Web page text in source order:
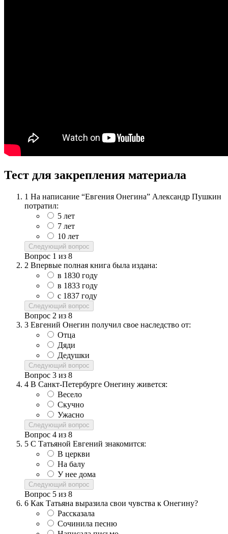
Тест для закрепления материала
1 На написание “Евгения Онегина” Александр Пушкин
потратил:
5 лет
7 лет
10 лет
Следующий вопрос
Вопрос 1 из 8
2 Впервые полная книга была издана:
в 1830 году
в 1833 году
с 1837 году
Следующий вопрос
Вопрос 2 из 8
3 Евгений Онегин получил свое наследство от:
Отца
Дяди
Дедушки
Следующий вопрос
Вопрос 3 из 8
4 В Санкт-Петербурге Онегину живется:
Весело
Скучно
Ужасно
Следующий вопрос
Вопрос 4 из 8
5 С Татьяной Евгений знакомится:
В церкви
На балу
У нее дома
Следующий вопрос
Вопрос 5 из 8
6 Как Татьяна выразила свои чувства к Онегину?
Рассказала
Сочинила песню